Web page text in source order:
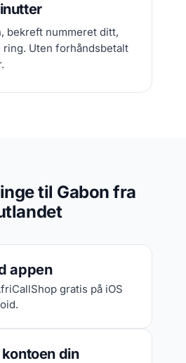
bekreft nummeret ditt,
ring. Uten forhåndsbetalt
til Gabon fra
appen
gratis på iOS
din